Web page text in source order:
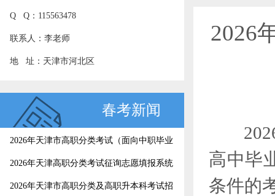
Q Q：115563478
联系人：李老师
地 址：天津市河北区
春考新闻
2026年天津市高职分类考试（面向中职毕业
生）征询志愿录取结果今日可查
2026年天津高职分类考试征询志愿填报系统
2026年天津市高职分类及高职升本科考试招
2026
高中毕
条件的